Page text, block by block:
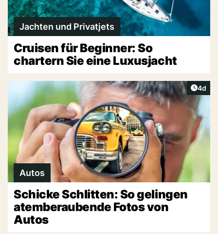
Jachten und Privatjets
Cruisen für Beginner: So
chartern Sie eine Luxusjacht
4d
Autos
Schicke Schlitten: So gelingen
atemberaubende Fotos von
Autos